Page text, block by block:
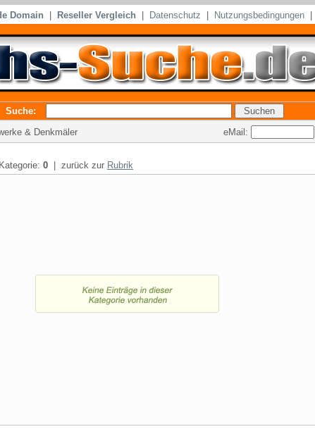
Domain Reseller Vergleich Datenschutz Nutzungsbedingungen
Suche:
& Denkmäler
eMail:
0 | zurück zur Rubrik